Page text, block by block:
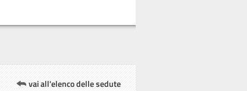
vai all'elenco delle sedute